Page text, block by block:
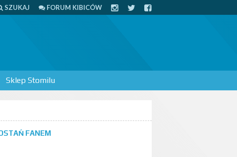
SZUKAJ FORUM KIBICÓW
Sklep Stomilu
FANEM